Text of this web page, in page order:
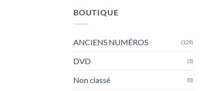
BOUTIQUE
ANCIENS NUMÉROS (129)
DVD (3)
Non classé (0)